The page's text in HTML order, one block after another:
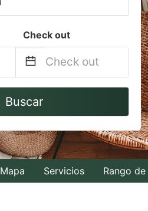
Check out
Navigate
to
interact
with
the
Buscar
Mapa Servicios Rango